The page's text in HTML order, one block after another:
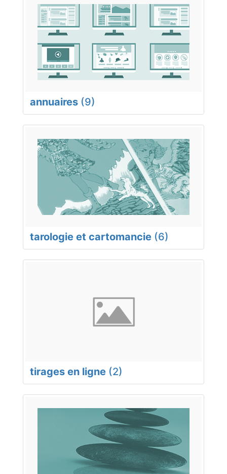
annuaires (9)
tarologie et cartomancie (6)
tirages en ligne (2)